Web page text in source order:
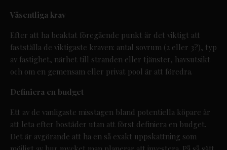
Väsentliga krav
Efter att ha beaktat föregående punkt är det viktigt att
fastställa de viktigaste kraven: antal sovrum (2 eller 3?), typ
av fastighet, närhet till stranden eller tjänster, havsutsikt
och om en gemensam eller privat pool är att föredra.
Definiera en budget
Ett av de vanligaste misstagen bland potentiella köpare är
att leta efter bostäder utan att först definiera en budget.
Det är avgörande att ha en så exakt uppskattning som